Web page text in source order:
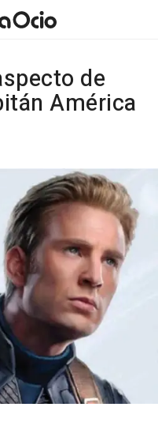
de
América